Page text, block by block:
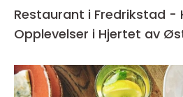
Restaurant i Fredrikstad -
Opplevelser i Hjertet av